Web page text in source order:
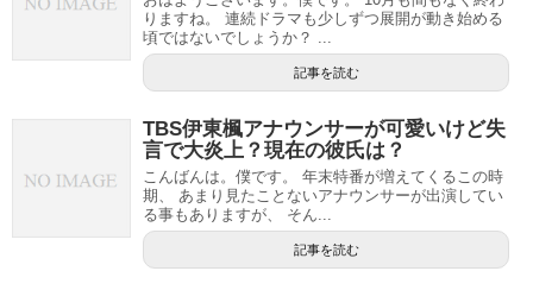
りますね。 連続ドラマも少しずつ展開が動き始める
頃ではないでしょうか？ ...
記事を読む
TBS伊東楓アナウンサーが可愛いけど失
言で大炎上？現在の彼氏は？
こんばんは。僕です。 年末特番が増えてくるこの時
期、 あまり見たことないアナウンサーが出演してい
る事もありますが、 そん...
記事を読む